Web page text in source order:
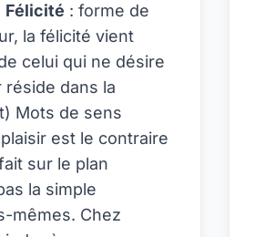
Félicité : forme de
la félicité vient
celui qui ne désire
dans la
Mots de sens
est le contraire
sur le plan
la simple
mêmes. Chez